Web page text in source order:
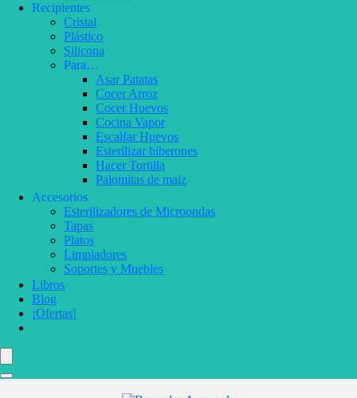
Recipientes
Cristal
Plástico
Silicona
Para…
Asar Patatas
Cocer Arroz
Cocer Huevos
Cocina Vapor
Escalfar Huevos
Esterilizar biberones
Hacer Tortilla
Palomitas de maiz
Accesorios
Esterilizadores de Microondas
Tapas
Platos
Limpiadores
Soportes y Muebles
Libros
Blog
¡Ofertas!